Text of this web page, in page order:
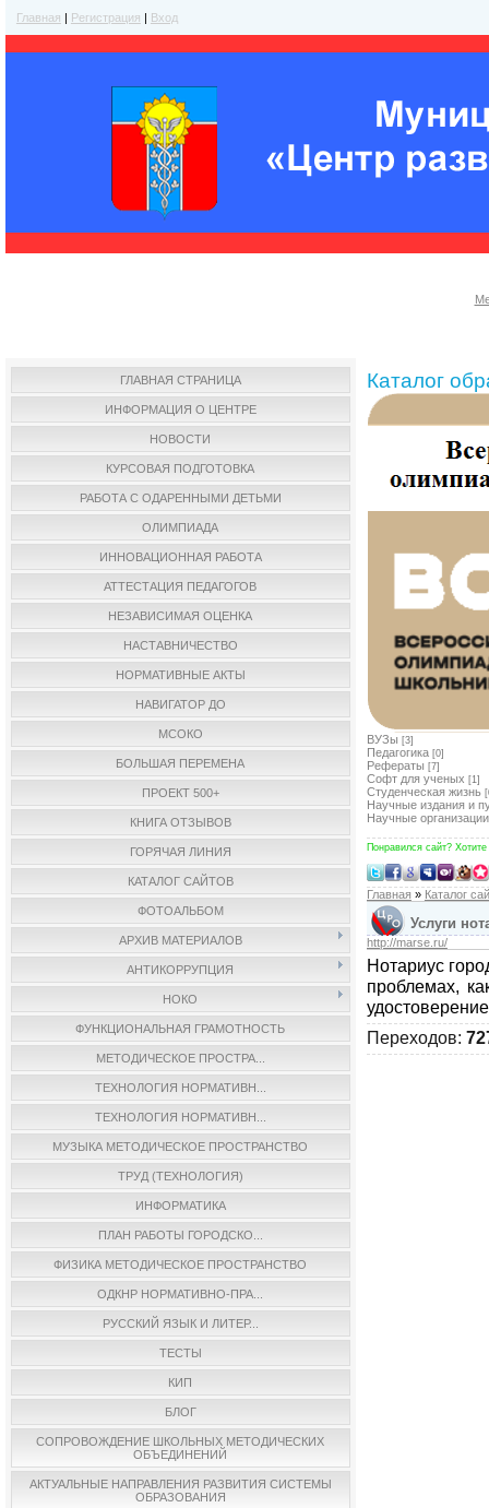
Главная | Регистрация | Вход
ГЛАВНАЯ СТРАНИЦА
ИНФОРМАЦИЯ О ЦЕНТРЕ
НОВОСТИ
КУРСОВАЯ ПОДГОТОВКА
РАБОТА С ОДАРЕННЫМИ ДЕТЬМИ
ОЛИМПИАДА
ИННОВАЦИОННАЯ РАБОТА
АТТЕСТАЦИЯ ПЕДАГОГОВ
НЕЗАВИСИМАЯ ОЦЕНКА
НАСТАВНИЧЕСТВО
НОРМАТИВНЫЕ АКТЫ
НАВИГАТОР ДО
МСОКО
БОЛЬШАЯ ПЕРЕМЕНА
ПРОЕКТ 500+
КНИГА ОТЗЫВОВ
ГОРЯЧАЯ ЛИНИЯ
КАТАЛОГ САЙТОВ
ФОТОАЛЬБОМ
АРХИВ МАТЕРИАЛОВ
АНТИКОРРУПЦИЯ
НОКО
ФУНКЦИОНАЛЬНАЯ ГРАМОТНОСТЬ
МЕТОДИЧЕСКОЕ ПРОСТРА...
ТЕХНОЛОГИЯ НОРМАТИВН...
ТЕХНОЛОГИЯ НОРМАТИВН...
МУЗЫКА МЕТОДИЧЕСКОЕ ПРОСТРАНСТВО
ТРУД (ТЕХНОЛОГИЯ)
ИНФОРМАТИКА
ПЛАН РАБОТЫ ГОРОДСКО...
ФИЗИКА МЕТОДИЧЕСКОЕ ПРОСТРАНСТВО
ОДКНР НОРМАТИВНО-ПРА...
РУССКИЙ ЯЗЫК И ЛИТЕР...
ТЕСТЫ
КИП
БЛОГ
СОПРОВОЖДЕНИЕ ШКОЛЬНЫХ МЕТОДИЧЕСКИХ
ОБЪЕДИНЕНИЙ
АКТУАЛЬНЫЕ НАПРАВЛЕНИЯ РАЗВИТИЯ СИСТЕМЫ
ОБРАЗОВАНИЯ
Каталог
ВУЗы [3]
Педагогика [0]
Рефераты [7]
Софт для ученых [1]
Студенческая жизнь
Научные издания и
Научные организации
Понравился сайт?
Главная » Каталог
Услуги
http://marse.ru/
Нотариус
проблемах,
Переходов: